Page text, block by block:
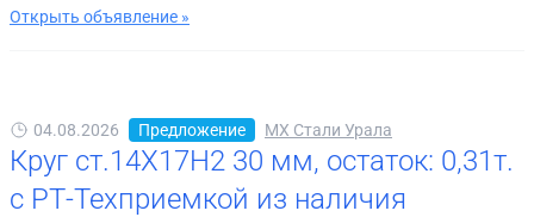
Открыть объявление »
04.08.2026 Предложение МХ Стали Урала
Круг ст.14Х17Н2 30 мм, остаток: 0,31т.
с РТ-Техприемкой из наличия